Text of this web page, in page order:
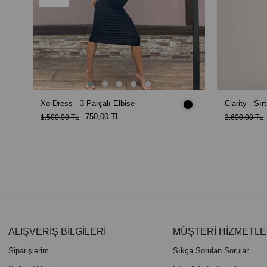
Xo Dress - 3 Parçalı Elbise
750,00 TL
1.500,00 TL
Clarity -
2.600,00 TL
ALIŞVERİŞ BİLGİLERİ
Siparişlerim
MÜŞTERİ
Sıkça Sorulan Sorular